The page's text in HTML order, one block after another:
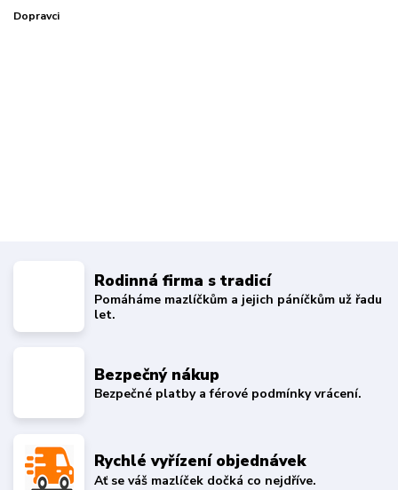
Dopravci
Rodinná firma s tradicí
Pomáháme mazlíčkům a jejich páníčkům už řadu
let.
Bezpečný nákup
Bezpečné platby a férové podmínky vrácení.
Rychlé vyřízení objednávek
Ať se váš mazlíček dočká co nejdříve.